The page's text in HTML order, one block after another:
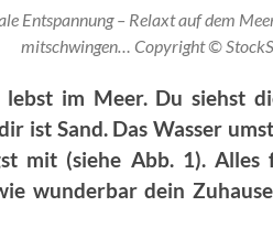
Entspannung – Relaxt auf dem
mitschwingen… Copyright ©
im Meer. Du siehst
ist Sand. Das Wasser
mit (siehe Abb. 1).
wunderbar dein